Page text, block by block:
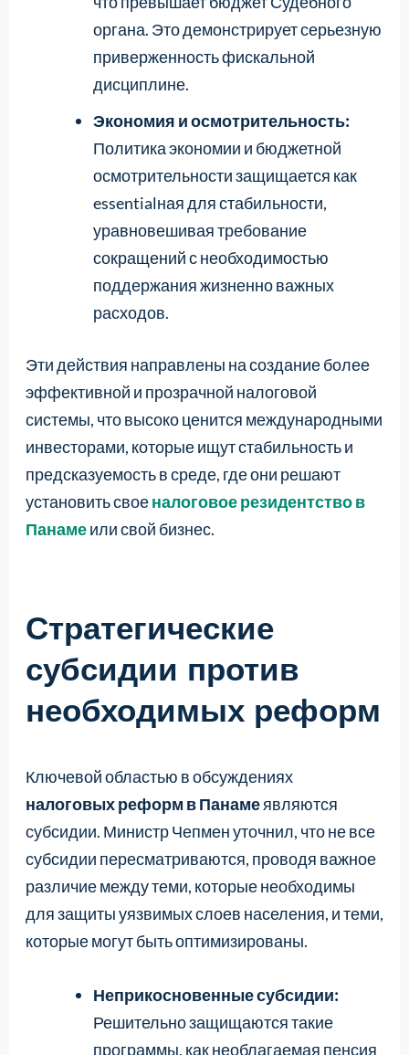
органа. Это демонстрирует серьезную
приверженность фискальной
дисциплине.
Экономия и осмотрительность:
Политика экономии и бюджетной
осмотрительности защищается как
essentialная для стабильности,
уравновешивая требование
сокращений с необходимостью
поддержания жизненно важных
расходов.
Эти действия направлены на создание более
эффективной и прозрачной налоговой
системы, что высоко ценится международными
инвесторами, которые ищут стабильность и
предсказуемость в среде, где они решают
установить своеналоговое резидентство в
Панамеили свой бизнес.
Стратегические
субсидии против
необходимых реформ
Ключевой областью в обсуждениях
налоговых реформ в Панамеявляются
субсидии. Министр Чепмен уточнил, что не все
субсидии пересматриваются, проводя важное
различие между теми, которые необходимы
для защиты уязвимых слоев населения, и теми,
которые могут быть оптимизированы.
Неприкосновенные субсидии:
Решительно защищаются такие
программы, как необлагаемая пенсия